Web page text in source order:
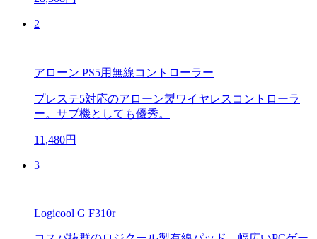
2
アローン PS5用無線コントローラー
プレステ5対応のアローン製ワイヤレスコントローラ
ー。サブ機としても優秀。
11,480円
3
Logicool G F310r